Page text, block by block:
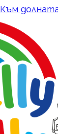
Към